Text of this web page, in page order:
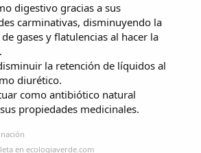
digestivo gracias a sus
carminativas, disminuyendo la
gases y flatulencias al hacer la
la retención de líquidos al
diurético.
como antibiótico natural
propiedades medicinales.
en ecologiaverde.com